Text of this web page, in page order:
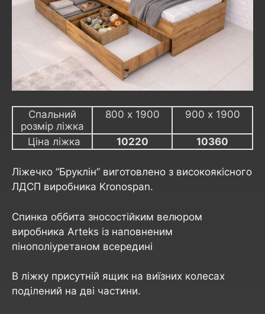
Спальний
розмір ліжка
800 х 1900 900 х 1900
Ціна ліжка 10220 10360
Ліжечко “Бруклін” виготовлено з високоякісного
ЛДСП виробника Kronospan.
Спинка оббита зносостійким велюром
виробника Arteks із наповненим
пінополіуретаном всередині
В ліжку присутній ящик на виїзних колесах
поділений на дві частини.